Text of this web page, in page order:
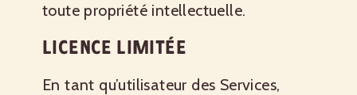
toute propriété intellectuelle.
LICENCE LIMITÉE
En tant qu’utilisateur des Services,